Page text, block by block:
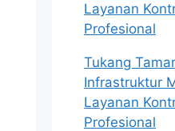
Layanan
Profesional
Tukang
Infrastruktur
Layanan
Profesional